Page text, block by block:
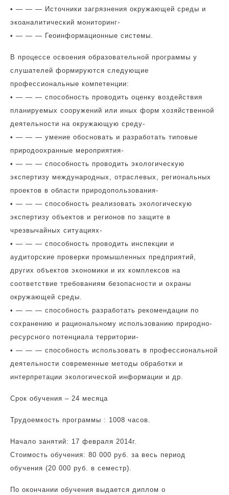
• — — — Источники загрязнения окружающей среды и
экоаналитический мониторинг-
• — — — Геоинформационные системы.
В процессе освоения образовательной программы у
слушателей формируются следующие
профессиональные компетенции:
• — — — способность проводить оценку воздействия
планируемых сооружений или иных форм хозяйственной
деятельности на окружающую среду-
• — — — умение обосновать и разработать типовые
природоохранные мероприятия-
• — — — способность проводить экологическую
экспертизу международных, отраслевых, региональных
проектов в области природопользования-
• — — — способность реализовать экологическую
экспертизу объектов и регионов по защите в
чрезвычайных ситуациях-
• — — — способность проводить инспекции и
аудиторские проверки промышленных предприятий,
других объектов экономики и их комплексов на
соответствие требованиям безопасности и охраны
окружающей среды.
• — — — способность разработать рекомендации по
сохранению и рациональному использованию природно-
ресурсного потенциала территории-
• — — — способность использовать в профессиональной
деятельности современные методы обработки и
интерпретации экологической информации и др.
Срок обучения – 24 месяца
Трудоемкость программы : 1008 часов.
Начало занятий: 17 февраля 2014г.
Стоимость обучения: 80 000 руб. за весь период
обучения (20 000 руб. в семестр).
По окончании обучения выдается диплом о